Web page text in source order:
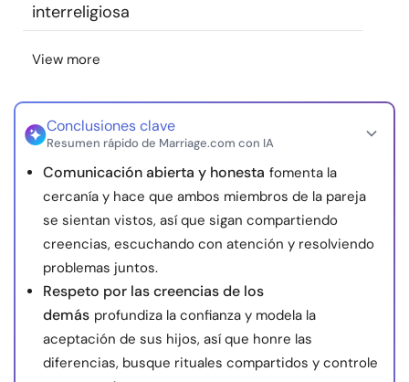
Sobre nosotros Contáctanos
interreligiosa
View more
Conclusiones clave
Resumen rápido de Marriage.com con IA
Comunicación abierta y honesta fomenta la
cercanía y hace que ambos miembros de la pareja
se sientan vistos, así que sigan compartiendo
creencias, escuchando con atención y resolviendo
problemas juntos.
Respeto por las creencias de los
demás profundiza la confianza y modela la
aceptación de sus hijos, así que honre las
diferencias, busque rituales compartidos y controle